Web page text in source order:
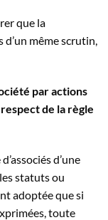
que la
même scrutin,
par actions
de la règle
d’une
statuts ou
adoptée que si
toute